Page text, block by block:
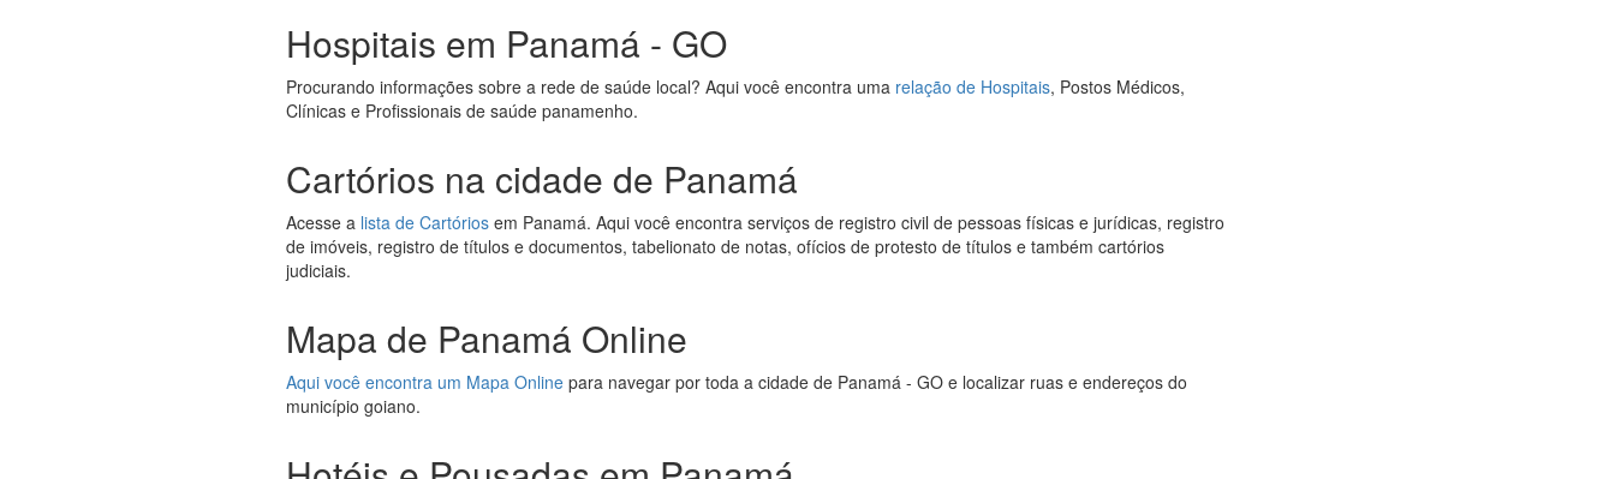
Hospitais em Panamá - GO
Procurando informações sobre a rede de saúde local? Aqui você encontra uma relação de Hospitais, Postos Médicos,
Clínicas e Profissionais de saúde panamenho.
Cartórios na cidade de Panamá
Acesse a lista de Cartórios em Panamá. Aqui você encontra serviços de registro civil de pessoas físicas e jurídicas, registro
de imóveis, registro de títulos e documentos, tabelionato de notas, ofícios de protesto de títulos e também cartórios
judiciais.
Mapa de Panamá Online
Aqui você encontra um Mapa Online para navegar por toda a cidade de Panamá - GO e localizar ruas e endereços do
município goiano.